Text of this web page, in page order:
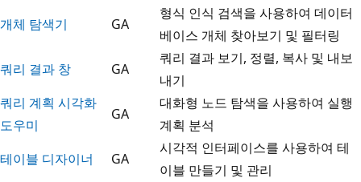
개체 탐색기
GA
형식 인식 검색을 사용하여 데이터
베이스 개체 찾아보기 및 필터링
쿼리 결과 창
GA
쿼리 결과 보기, 정렬, 복사 및 내보
내기
쿼리 계획 시각화
도우미
GA
대화형 노드 탐색을 사용하여 실행
계획 분석
테이블 디자이너
GA
시각적 인터페이스를 사용하여 테
이블 만들기 및 관리